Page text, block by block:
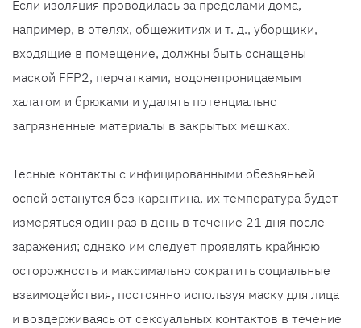
Если изоляция проводилась за пределами дома,
например, в отелях, общежитиях и т. д., уборщики,
входящие в помещение, должны быть оснащены
маской FFP2, перчатками, водонепроницаемым
халатом и брюками и удалять потенциально
загрязненные материалы в закрытых мешках.
Тесные контакты с инфицированными обезьяньей
оспой останутся без карантина, их температура будет
измеряться один раз в день в течение 21 дня после
заражения; однако им следует проявлять крайнюю
осторожность и максимально сократить социальные
взаимодействия, постоянно используя маску для лица
и воздерживаясь от сексуальных контактов в течение